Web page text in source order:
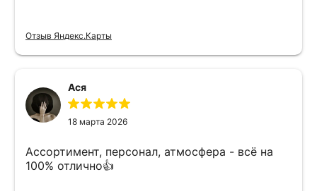
Отзыв Яндекс.Карты
Ася
18 марта 2026
Ассортимент, персонал, атмосфера - всё на
100% отлично👍